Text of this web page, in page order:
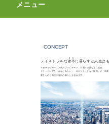
メニュー
CONCEPT
テイストフルな都市に暮らすと人生は
イセザキモール、大岡川プロムナード、大通り公園などに近接。
ドリーミングな「みなとみらい」、エキゾチックな「関内」や「馬
夢きらめく環境が毎日の暮らしを包みます。